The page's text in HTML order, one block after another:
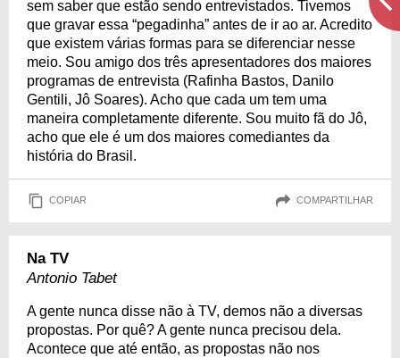
sem saber que estão sendo entrevistados. Tivemos
que gravar essa “pegadinha” antes de ir ao ar. Acredito
que existem várias formas para se diferenciar nesse
meio. Sou amigo dos três apresentadores dos maiores
programas de entrevista (Rafinha Bastos, Danilo
Gentili, Jô Soares). Acho que cada um tem uma
maneira completamente diferente. Sou muito fã do Jô,
acho que ele é um dos maiores comediantes da
história do Brasil.
COPIAR COMPARTILHAR
Na TV
Antonio Tabet
A gente nunca disse não à TV, demos não a diversas
propostas. Por quê? A gente nunca precisou dela.
Acontece que até então, as propostas não nos